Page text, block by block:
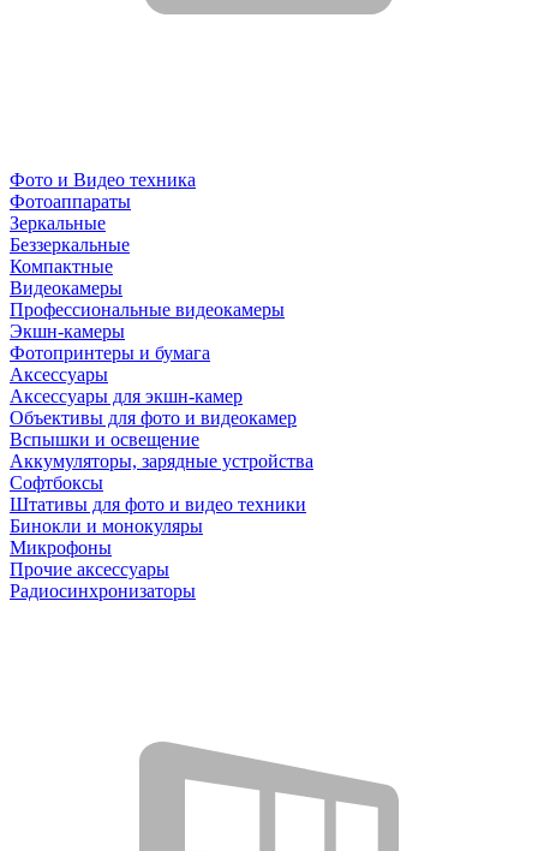
Фото и Видео техника
Фотоаппараты
Зеркальные
Беззеркальные
Компактные
Видеокамеры
Профессиональные видеокамеры
Экшн-камеры
Фотопринтеры и бумага
Аксессуары
Аксессуары для экшн-камер
Объективы для фото и видеокамер
Вспышки и освещение
Аккумуляторы, зарядные устройства
Софтбоксы
Штативы для фото и видео техники
Бинокли и монокуляры
Микрофоны
Прочие аксессуары
Радиосинхронизаторы